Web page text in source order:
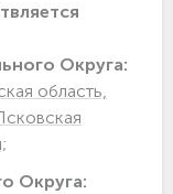
Округа:
область,
Округа: